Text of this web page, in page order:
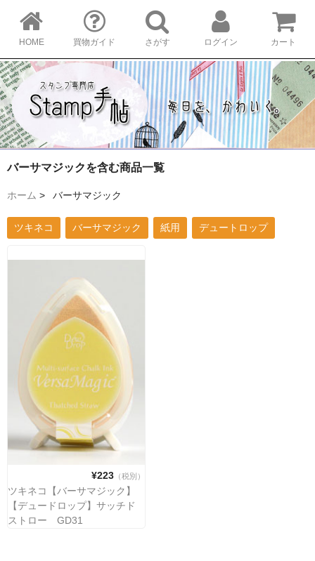
HOME 買物ガイド さがす ログイン カート
バーサマジックを含む商品一覧
ホーム > バーサマジック
ツキネコ バーサマジック 紙用 デュートロップ
¥223（税別）
ツキネコ【バーサマジック】
【デュードロップ】サッチド
ストロー GD31